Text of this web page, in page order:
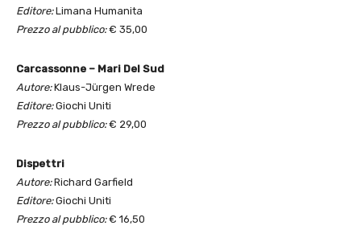
Editore:Limana Humanita
Prezzo al pubblico:€ 35,00
Carcassonne – Mari Del Sud
Autore:Klaus-Jürgen Wrede
Editore:Giochi Uniti
Prezzo al pubblico:€ 29,00
Dispettri
Autore:Richard Garfield
Editore:Giochi Uniti
Prezzo al pubblico:€ 16,50